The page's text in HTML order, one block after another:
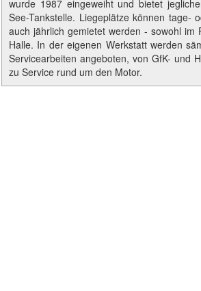
wurde 1987 eingeweiht und bietet
See-Tankstelle. Liegeplätze können tage-
auch jährlich gemietet werden - sowohl im
Halle. In der eigenen Werkstatt werden
Servicearbeiten angeboten, von GfK- und
zu Service rund um den Motor.